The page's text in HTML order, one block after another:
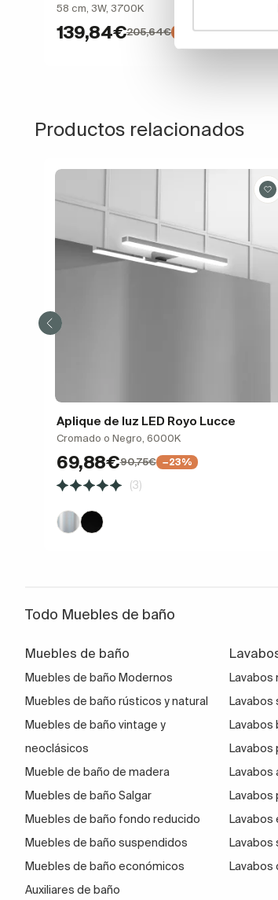
58 cm, 3W, 3700K
139,84€205,64€ −32%
Productos relacionados
Aplique de luz LED Royo Lucce
Cromado o Negro, 6000K
69,88€90,75€ −23%
(3)
Todo Muebles de baño
Muebles de baño
Muebles de baño Modernos
Muebles de baño rústicos y natural
Muebles de baño vintage y
neoclásicos
Mueble de baño de madera
Muebles de baño Salgar
Muebles de baño fondo reducido
Muebles de baño suspendidos
Muebles de baño económicos
Auxiliares de baño
Lavabos
Lavabos
Lavabos
Lavabos
Lavabos
Lavabos
Lavabos
Lavabos
Lavabos